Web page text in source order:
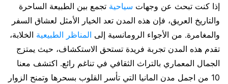
إذا كنت تبحث عن وجهات سياحية تجمع بين الطبيعة الساحرة
والتاريخ العريق، فإن هذه المدن تعد الخيار الأمثل لعشاق السفر
والمغامرة. من الأجواء الرومانسية إلى المناظر الطبيعية الخلابة،
تقدم هذه المدن تجربة فريدة تستحق الاستكشاف، حيث يمتزج
الجمال المعماري بالتراث الثقافي في تناغم رائع. اكتشف معنا
10 من اجمل مدن المانيا التي تأسر القلوب بسحرها وتمنح الزوار